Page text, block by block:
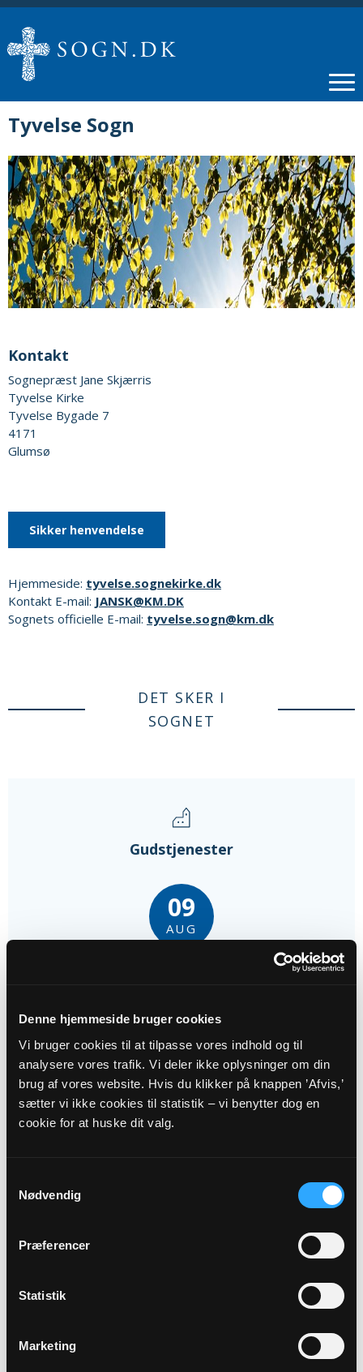
Denne hjemmeside bruger cookies
Vi bruger cookies til at tilpasse vores indhold og til
analysere vores trafik. Vi deler ikke oplysninger om din
brug af vores website. Hvis du klikker på knappen ’Afvis,’
sætter vi ikke cookies til statistik – vi benytter dog en
cookie for at huske dit valg.
Nødvendig
Præferencer
Statistik
Marketing
Tyvelse Sogn
Kontakt
Sognepræst Jane Skjærris
Tyvelse Kirke
Tyvelse Bygade 7
4171
Glumsø
Sikker henvendelse
Hjemmeside: tyvelse.sognekirke.dk
Kontakt E-mail: JANSK@KM.DK
Sognets officielle E-mail: tyvelse.sogn@km.dk
DET SKER I
SOGNET
Gudstjenester
09
AUG
Hanne Holdt Madsen
16
AUG